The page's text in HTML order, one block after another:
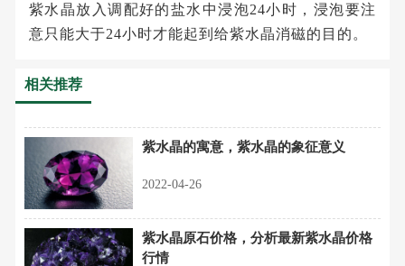
紫水晶放入调配好的盐水中浸泡24小时，浸泡要注
意只能大于24小时才能起到给紫水晶消磁的目的。
相关推荐
紫水晶的寓意，紫水晶的象征意义
2022-04-26
紫水晶原石价格，分析最新紫水晶价格
行情